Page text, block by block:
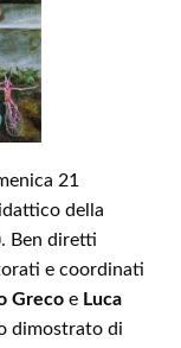
21
della
Ben diretti
e coordinati
Greco e Luca
dimostrato di